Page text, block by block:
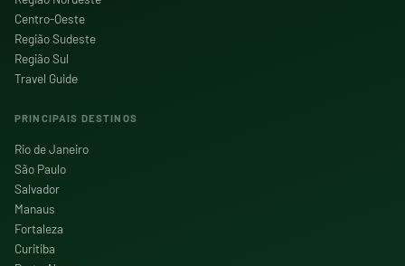
Centro-Oeste
Região Sudeste
Região Sul
Travel Guide
PRINCIPAIS DESTINOS
Rio de Janeiro
São Paulo
Salvador
Manaus
Fortaleza
Curitiba